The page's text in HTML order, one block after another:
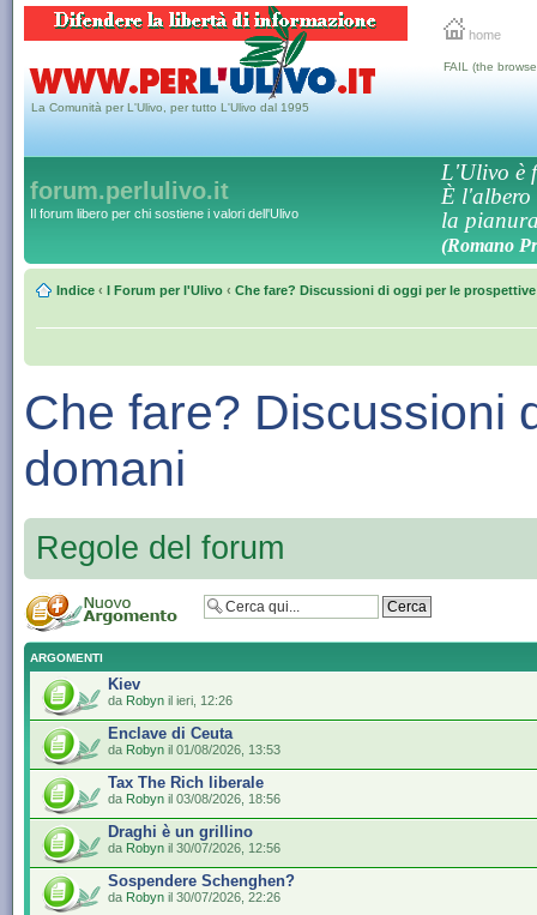
home
La Comunità per L'Ulivo, per tutto L'Ulivo dal 1995
FAIL (the
forum.perlulivo.it
Il forum libero per chi sostiene i valori dell'Ulivo
L'Ulivo è
È l'albero
la
(Romano
Indice ‹ I Forum per l'Ulivo ‹ Che fare? Discussioni di oggi per le
Che fare? Discussioni
domani
Regole del forum
ARGOMENTI
Kiev
da Robyn il ieri, 12:26
Enclave di Ceuta
da Robyn il 01/08/2026, 13:53
Tax The Rich liberale
da Robyn il 03/08/2026, 18:56
Draghi è un grillino
da Robyn il 30/07/2026, 12:56
Sospendere Schenghen?
da Robyn il 30/07/2026, 22:26